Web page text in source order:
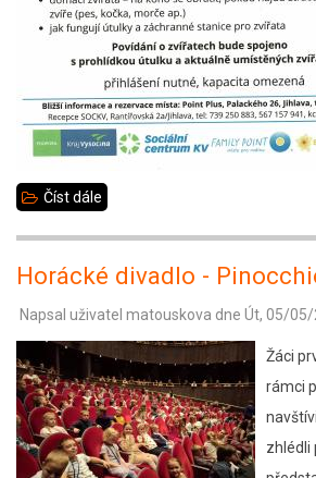
Číst dále
městě
Horácké divadlo -
Napsal uživatel matouskova dne Út, 05/05/
Žáci
rámci
zhlédli